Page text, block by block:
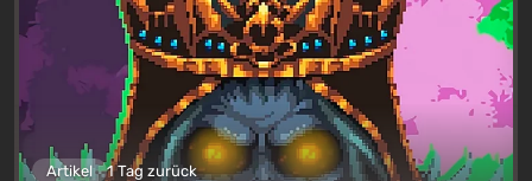
Artikel 1 Tag zurück